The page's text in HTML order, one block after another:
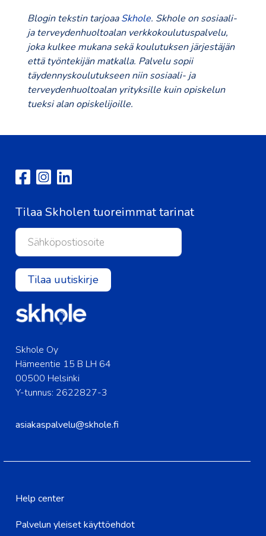
Blogin tekstin tarjoaaSkhole. Skhole on sosiaali-
ja terveydenhuoltoalan verkkokoulutuspalvelu,
joka kulkee mukana sekä koulutuksen järjestäjän
että työntekijän matkalla. Palvelu sopii
täydennyskoulutukseen niin sosiaali- ja
terveydenhuoltoalan yrityksille kuin opiskelun
tueksi alan opiskelijoille.
Skhole Oy
Hämeentie 15 B LH 64
00500 Helsinki
Y-tunnus: 2622827-3
asiakaspalvelu@skhole.fi
Tilaa Skholen tuoreimmat tarinat
Tilaa uutiskirje
Help center
Palvelun yleiset käyttöehdot